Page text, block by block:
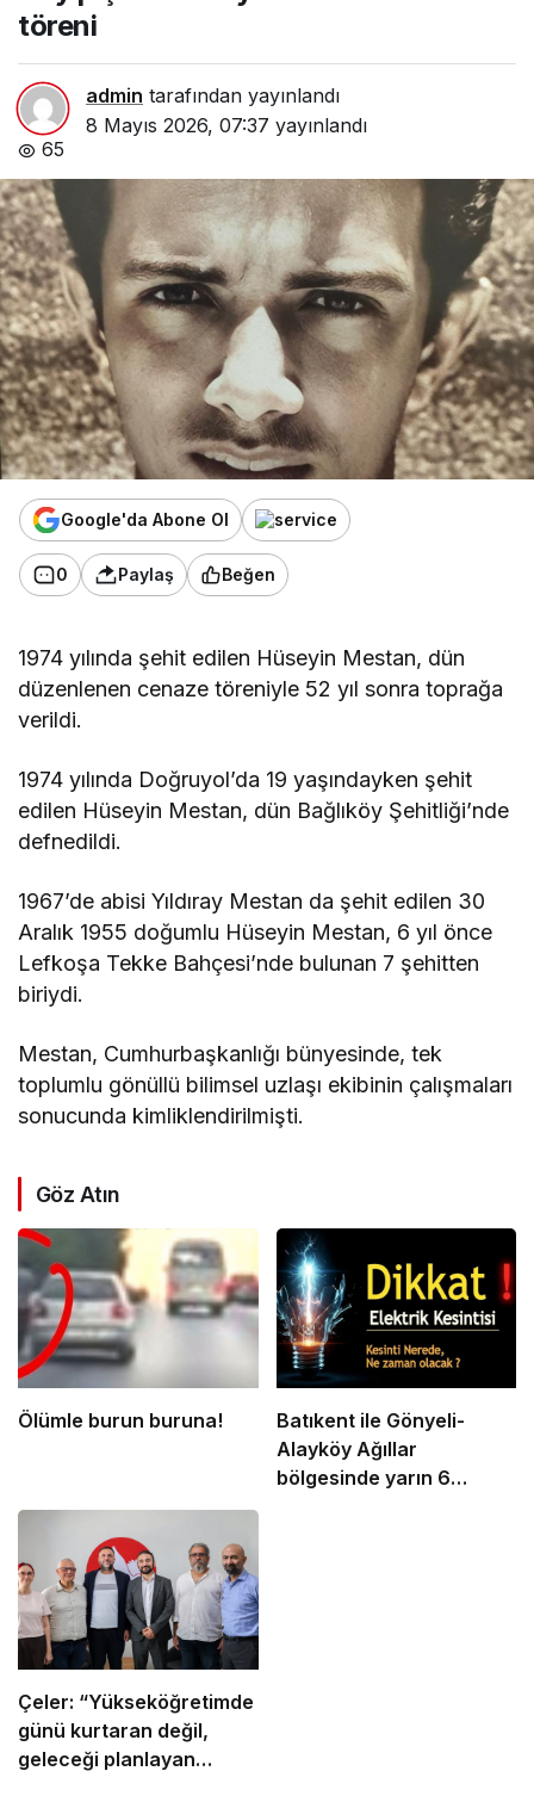
töreni
admin tarafından yayınlandı
8 Mayıs 2026, 07:37 yayınlandı
65
Google'da Abone Ol
0 Paylaş Beğen
1974 yılında şehit edilen Hüseyin Mestan, dün
düzenlenen cenaze töreniyle 52 yıl sonra toprağa
verildi.
1974 yılında Doğruyol’da 19 yaşındayken şehit
edilen Hüseyin Mestan, dün Bağlıköy Şehitliği’nde
defnedildi.
1967’de abisi Yıldıray Mestan da şehit edilen 30
Aralık 1955 doğumlu Hüseyin Mestan, 6 yıl önce
Lefkoşa Tekke Bahçesi’nde bulunan 7 şehitten
biriydi.
Mestan, Cumhurbaşkanlığı bünyesinde, tek
toplumlu gönüllü bilimsel uzlaşı ekibinin çalışmaları
sonucunda kimliklendirilmişti.
Göz Atın
Ölümle burun buruna!
Batıkent ile Gönyeli-
Alayköy Ağıllar
bölgesinde yarın 6
Çeler: “Yükseköğretimde
günü kurtaran değil,
geleceği planlayan